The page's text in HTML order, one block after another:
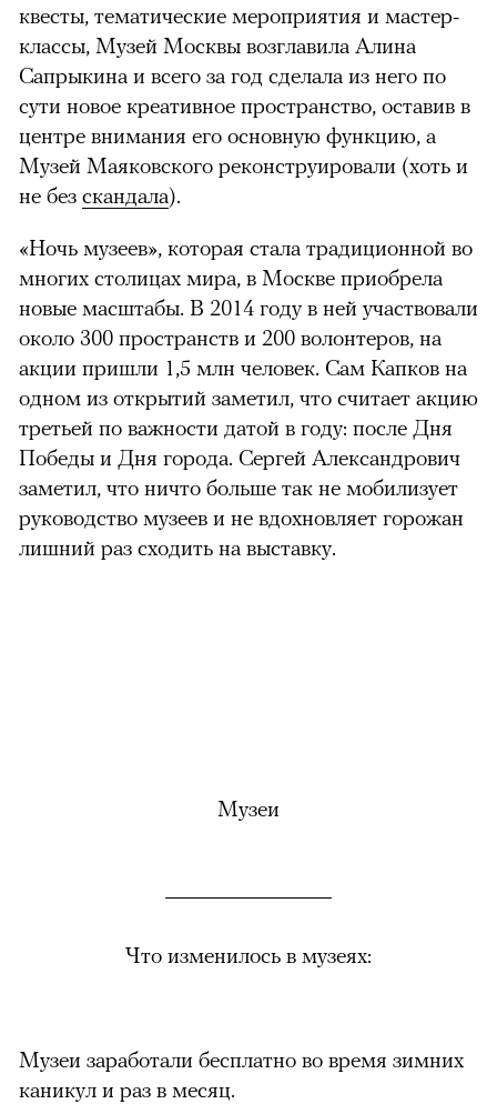
квесты, тематические мероприятия и мастер-
классы, Музей Москвы возглавила Алина
Сапрыкина и всего за год сделала из него по
сути новое креативное пространство, оставив в
центре внимания его основную функцию, а
Музей Маяковского реконструировали (хоть и
не без скандала).
«Ночь музеев», которая стала традиционной во
многих столицах мира, в Москве приобрела
новые масштабы. В 2014 году в ней участвовали
около 300 пространств и 200 волонтеров, на
акции пришли 1,5 млн человек. Сам Капков на
одном из открытий заметил, что считает акцию
третьей по важности датой в году: после Дня
Победы и Дня города. Сергей Александрович
заметил, что ничто больше так не мобилизует
руководство музеев и не вдохновляет горожан
лишний раз сходить на выставку.
Музеи
Что изменилось в музеях:
Музеи заработали бесплатно во время зимних
каникул и раз в месяц.